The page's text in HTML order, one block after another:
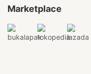
Marketplace